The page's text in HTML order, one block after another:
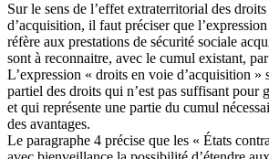
Sur le sens de l’effet extraterritorial des
d’acquisition, il faut préciser que
réfère aux prestations de sécurité sociale
sont à reconnaitre, avec le cumul existant,
L’expression « droits en voie d’acquisition »
partiel des droits qui n’est pas suffisant pour
et qui représente une partie du cumul
des avantages.
Le paragraphe 4 précise que les « États